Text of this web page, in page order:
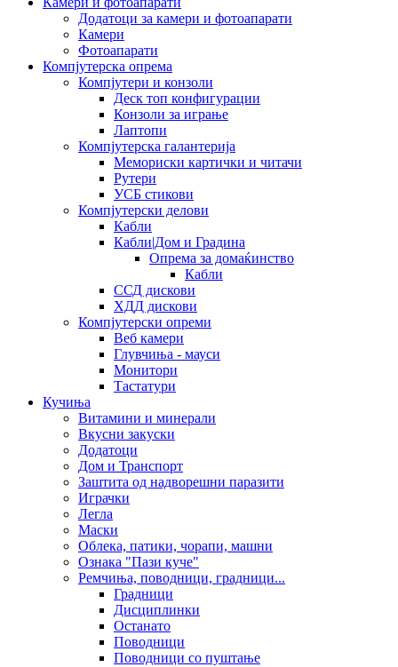
Додатоци за камери и фотоапарати
Камери
Фотоапарати
Компјутерска опрема
Компјутери и конзоли
Деск топ конфигурации
Конзоли за играње
Лаптопи
Компјутерска галантерија
Мемориски картички и читачи
Рутери
УСБ стикови
Компјутерски делови
Кабли
Кабли|Дом и Градина
Опрема за домаќинство
Кабли
ССД дискови
ХДД дискови
Компјутерски опреми
Веб камери
Глувчиња - мауси
Монитори
Тастатури
Кучиња
Витамини и минерали
Вкусни закуски
Додатоци
Дом и Транспорт
Заштита од надворешни паразити
Играчки
Легла
Маски
Облека, патики, чорапи, машни
Ознака "Пази куче"
Ремчиња, поводници, градници...
Градници
Дисциплинки
Останато
Поводници
Поводници со пуштање